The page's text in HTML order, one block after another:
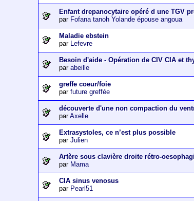
Enfant drepanocytaire opéré d une TGV
par Fofana tanoh Yolande épouse angoua
Maladie ebstein
par Lefevre
Besoin d'aide - Opération de CIV CIA et
parabeille
greffe coeur/foie
parfuture greffée
découverte d'une non compaction du
parAxelle
Extrasystoles, ce n’est plus possible
parJulien
Artère sous clavière droite rétro-
par Mama
CIA sinus venosus
par Pearl51